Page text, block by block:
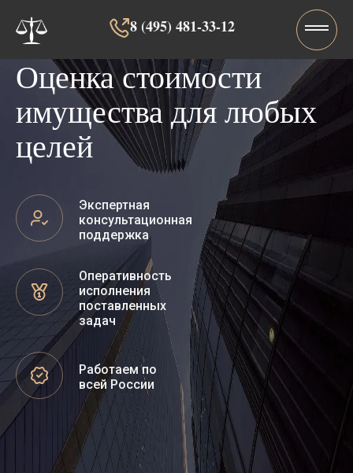
8 (495) 481-33-12‬‬
Оценка стоимости
имущества для любых
целей
Экспертная
консультационная
поддержка
Оперативность
исполнения
поставленных
задач
Работаем по
всей России